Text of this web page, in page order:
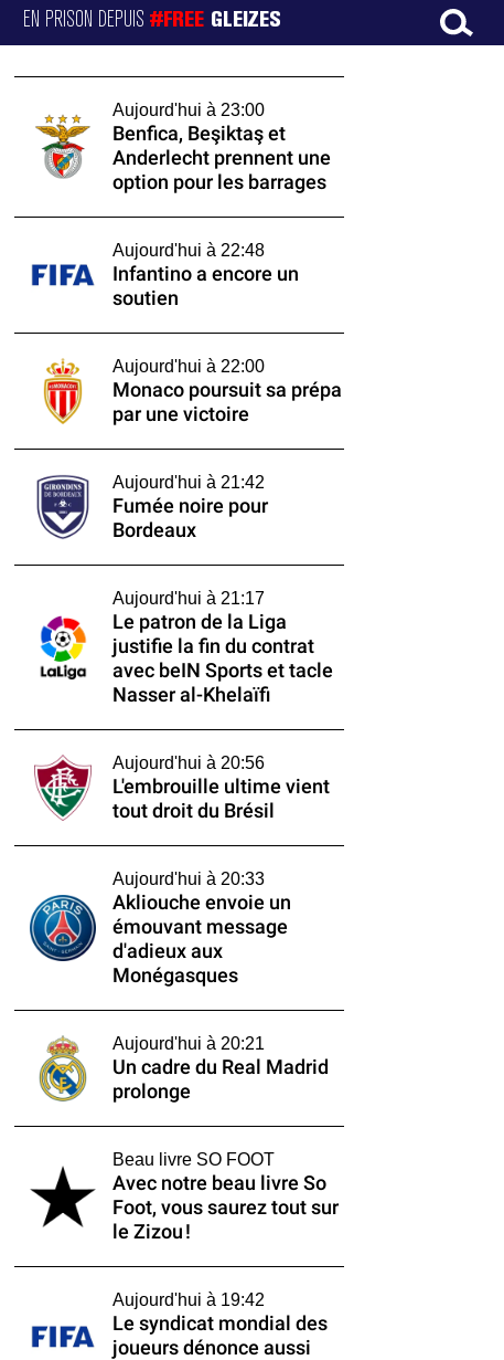
EN PRISON DEPUIS#FREE GLEIZES
Aujourd'hui à 23:00
Benfica, Beşiktaş et
Anderlecht prennent une
option pour les barrages
Aujourd'hui à 22:48
Infantino a encore un
soutien
Aujourd'hui à 22:00
Monaco poursuit sa prépa
par une victoire
Aujourd'hui à 21:42
Fumée noire pour
Bordeaux
Aujourd'hui à 21:17
Le patron de la Liga
justifie la fin du contrat
avec beIN Sports et tacle
Nasser al-Khelaïfi
Aujourd'hui à 20:56
L'embrouille ultime vient
tout droit du Brésil
Aujourd'hui à 20:33
Akliouche envoie un
émouvant message
d'adieux aux
Monégasques
Aujourd'hui à 20:21
Un cadre du Real Madrid
prolonge
Beau livre SO FOOT
Avec notre beau livre So
Foot, vous saurez tout sur
le Zizou !
Aujourd'hui à 19:42
Le syndicat mondial des
joueurs dénonce aussi